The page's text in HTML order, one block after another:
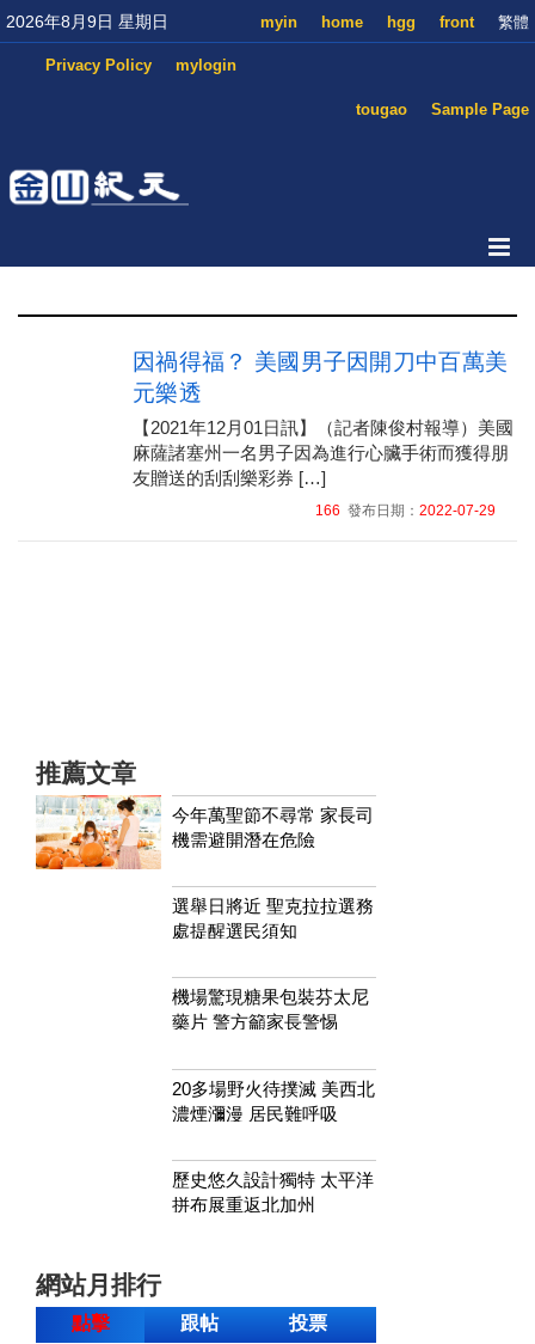
2026年8月9日 星期日 繁體
front
hgg
home
myin
mylogin
Privacy Policy
Sample Page
tougao
因禍得福？ 美國男子因開刀中百萬美
元樂透
【2021年12月01日訊】（記者陳俊村報導）美國
麻薩諸塞州一名男子因為進行心臟手術而獲得朋
友贈送的刮刮樂彩券 […]
166 發布日期： 2022-07-29
推薦文章
今年萬聖節不尋常 家長司
機需避開潛在危險
選舉日將近 聖克拉拉選務
處提醒選民須知
機場驚現糖果包裝芬太尼
藥片 警方籲家長警惕
20多場野火待撲滅 美西北
濃煙瀰漫 居民難呼吸
歷史悠久設計獨特 太平洋
拼布展重返北加州
網站月排行
點擊 跟帖 投票